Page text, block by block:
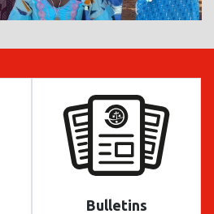
Bulletins